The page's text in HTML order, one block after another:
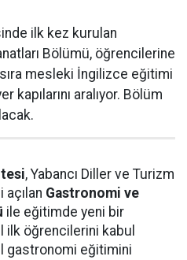
ilk kez kurulan
Bölümü, öğrencilerine
mesleki İngilizce eğitimi
kapılarını aralıyor. Bölüm
, Yabancı Diller ve Turizm
Gastronomi ve
ile eğitimde yeni bir
ilk öğrencilerini kabul
gastronomi eğitimini